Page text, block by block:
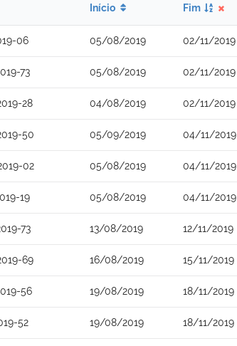
Início Fim
06 05/08/2019 02/11/2019
73 05/08/2019 02/11/2019
28 04/08/2019 02/11/2019
50 05/09/2019 04/11/2019
02 05/08/2019 04/11/2019
19 05/08/2019 04/11/2019
73 13/08/2019 12/11/2019
69 16/08/2019 15/11/2019
56 19/08/2019 18/11/2019
52 19/08/2019 18/11/2019